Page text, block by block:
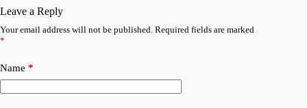
Leave a Reply
Your email address will not be published. Required fields are marked
*
Name *